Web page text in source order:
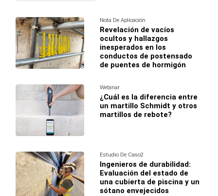
Nota De Aplicación
Revelación de vacíos
ocultos y hallazgos
inesperados en los
conductos de postensado
de puentes de hormigón
Webinar
¿Cuál es la diferencia entre
un martillo Schmidt y otros
martillos de rebote?
Estudio De Caso2
Ingenieros de durabilidad:
Evaluación del estado de
una cubierta de piscina y un
sótano envejecidos